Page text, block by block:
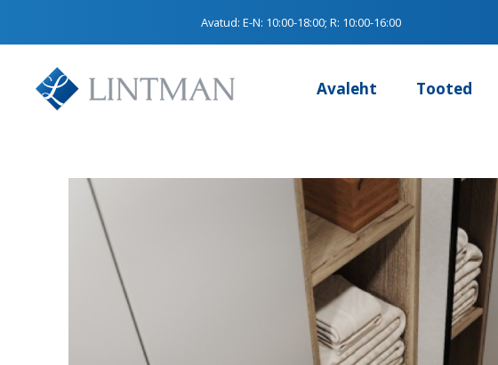
Avatud:E-N: 10:00-18:00; R: 10:00-16:00
Avaleht Tooted